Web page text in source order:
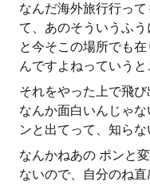
なんだ海外旅行行っ
て、あのそういうふ
と今そこの場所でも
んですよねっていうと
それをやった上で飛
なんか面白いんじゃ
ンと出てって、知ら
なんかねあの ポンと
ないので、自分のね